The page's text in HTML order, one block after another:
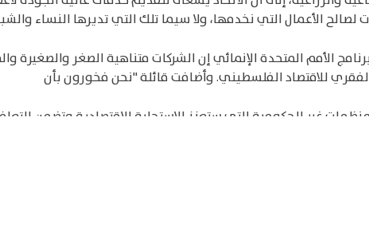
لصالح الأعمال التي نخدمها، ولا سيما تلك التي تديرها النساء
الأمم المتحدة الإنمائي إن الشركات متناهية الصغر
للاقتصاد الفلسطيني. وأضافت قائلة "نحن فخورون بأن
غير الحكومية التي ستعزز الاستجابة الاقتصادية وتضمن